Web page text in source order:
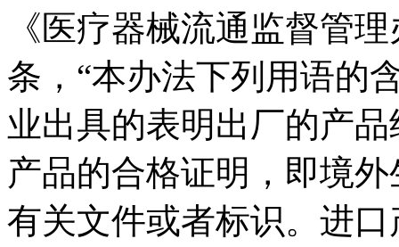
《医疗器械流通监督管
条，“本办法下列用语
业出具的表明出厂的产
产品的合格证明，即境
有关文件或者标识。进